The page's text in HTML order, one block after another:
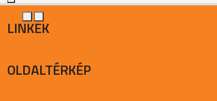
LINKEK
OLDALTÉRKÉP